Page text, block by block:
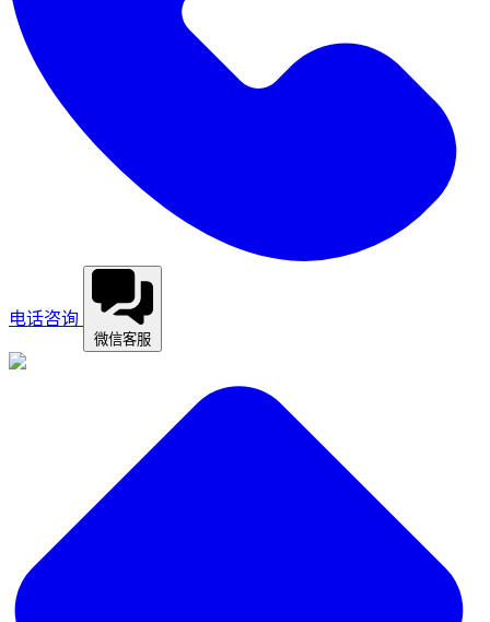
电话咨询
微信客服